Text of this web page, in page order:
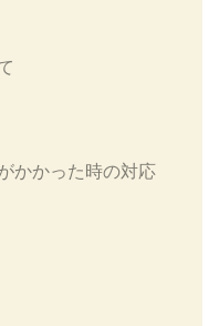
かかった時の対応